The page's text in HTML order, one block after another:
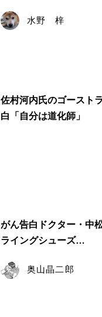
水野 梓
佐村河内氏のゴースト
白「自分は道化師」
がん告白ドクター・中
ライングシューズ…
奥山晶二郎